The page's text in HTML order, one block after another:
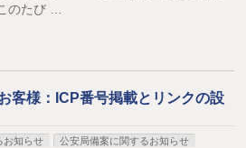
のたび …
客様：ICP番号掲載とリンクの設
お知らせ 公安局備案に関するお知らせ